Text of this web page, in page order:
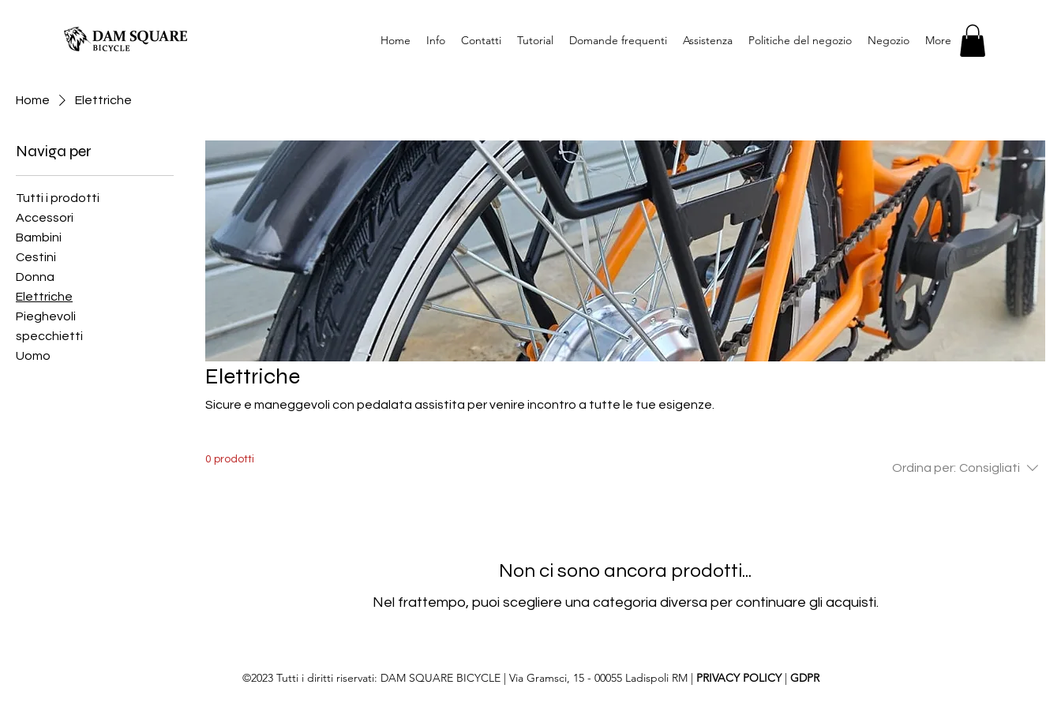
Home Info Contatti Tutorial Domande frequenti Assistenza Politiche del negozio Negozio More
Home Elettriche
Naviga per
Tutti i prodotti
Accessori
Bambini
Cestini
Donna
Elettriche
Pieghevoli
specchietti
Uomo
Elettriche
Sicure e maneggevoli con pedalata assistita per venire incontro a tutte le tue esigenze.
0 prodotti
Ordina per: Consigliati
Non ci sono ancora prodotti...
Nel frattempo, puoi scegliere una categoria diversa per continuare gli acquisti.
©2023 Tutti i diritti riservati: DAM SQUARE BICYCLE | Via Gramsci, 15 - 00055 Ladispoli RM | PRIVACY POLICY| GDPR